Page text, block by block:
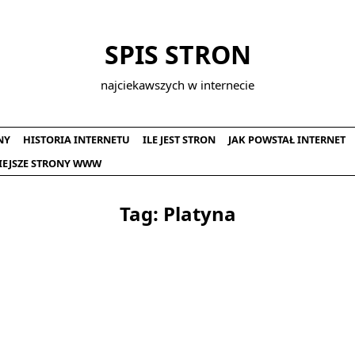
SPIS STRON
najciekawszych w internecie
HISTORIA INTERNETU ILE JEST STRON
JAK POWSTAŁ INTERNET
STRONY WWW
Tag: Platyna